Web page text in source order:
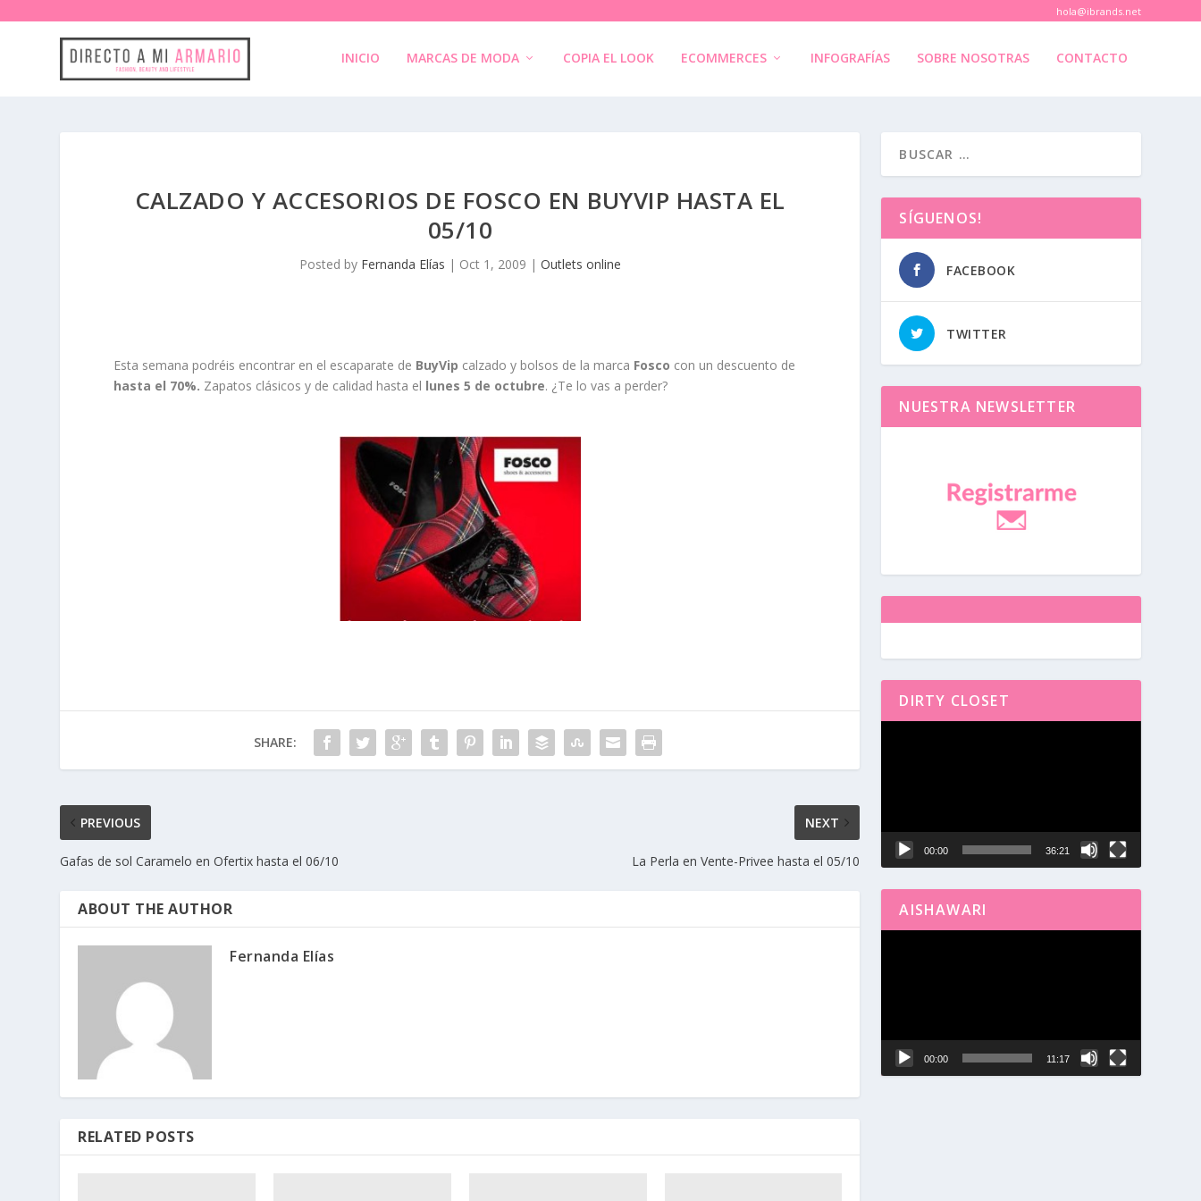
hola@ibrands.net
INICIO MARCAS DE MODA COPIA EL LOOK ECOMMERCES INFOGRAFÍAS SOBRE NOSOTRAS CONTACTO
CALZADO Y ACCESORIOS DE FOSCO EN BUYVIP HASTA EL
05/10
Posted by Fernanda Elías | Oct 1, 2009 | Outlets online
Esta semana podréis encontrar en el escaparate de BuyVip calzado y bolsos de la marca Fosco con un descuento de
hasta el 70%. Zapatos clásicos y de calidad hasta el lunes 5 de octubre. ¿Te lo vas a perder?
SHARE:
PREVIOUS
Gafas de sol Caramelo en Ofertix hasta el 06/10
NEXT
La Perla en Vente-Privee hasta el 05/10
ABOUT THE AUTHOR
Fernanda Elías
RELATED POSTS
SÍGUENOS!
FACEBOOK
TWITTER
NUESTRA NEWSLETTER
DIRTY CLOSET
00:00 36:21
AISHAWARI
00:00 11:17